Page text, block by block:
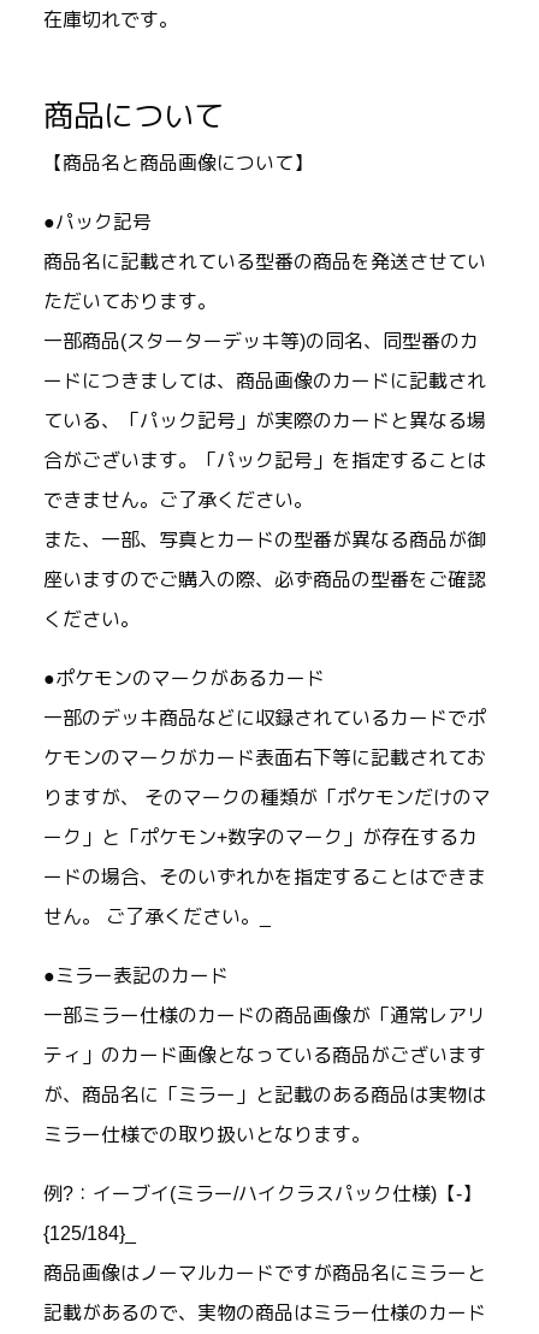
在庫切れです。
商品について
【商品名と商品画像について】
●パック記号
商品名に記載されている型番の商品を発送させてい
ただいております。
一部商品(スターターデッキ等)の同名、同型番のカ
ードにつきましては、商品画像のカードに記載され
ている、「パック記号」が実際のカードと異なる場
合がございます。「パック記号」を指定することは
できません。ご了承ください。
また、一部、写真とカードの型番が異なる商品が御
座いますのでご購入の際、必ず商品の型番をご確認
ください。
●ポケモンのマークがあるカード
一部のデッキ商品などに収録されているカードでポ
ケモンのマークがカード表面右下等に記載されてお
りますが、 そのマークの種類が「ポケモンだけのマ
ーク」と「ポケモン+数字のマーク」が存在するカ
ードの場合、そのいずれかを指定することはできま
せん。 ご了承ください。_
●ミラー表記のカード
一部ミラー仕様のカードの商品画像が「通常レアリ
ティ」のカード画像となっている商品がございます
が、商品名に「ミラー」と記載のある商品は実物は
ミラー仕様での取り扱いとなります。
例?：イーブイ(ミラー/ハイクラスパック仕様)【-】
{125/184}_
商品画像はノーマルカードですが商品名にミラーと
記載があるので、実物の商品はミラー仕様のカード